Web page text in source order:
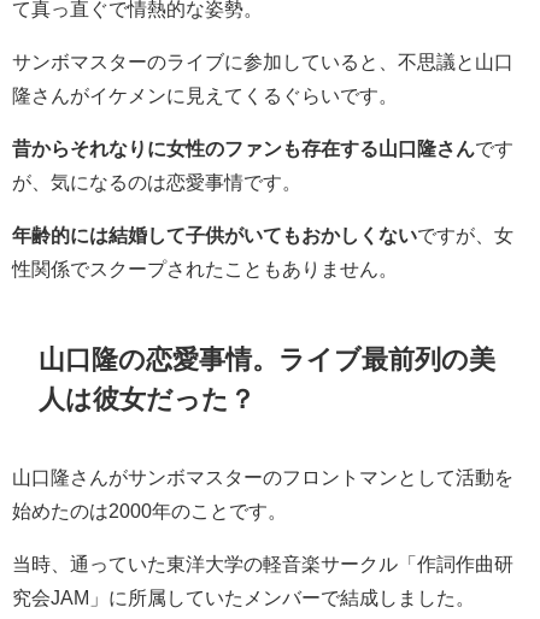
て真っ直ぐで情熱的な姿勢。
サンボマスターのライブに参加していると、不思議と山口
隆さんがイケメンに見えてくるぐらいです。
昔からそれなりに女性のファンも存在する山口隆さんです
が、気になるのは恋愛事情です。
年齢的には結婚して子供がいてもおかしくないですが、女
性関係でスクープされたこともありません。
山口隆の恋愛事情。ライブ最前列の美
人は彼女だった？
山口隆さんがサンボマスターのフロントマンとして活動を
始めたのは2000年のことです。
当時、通っていた東洋大学の軽音楽サークル 「作詞作曲研
究会JAM」 に所属していたメンバーで結成しました。